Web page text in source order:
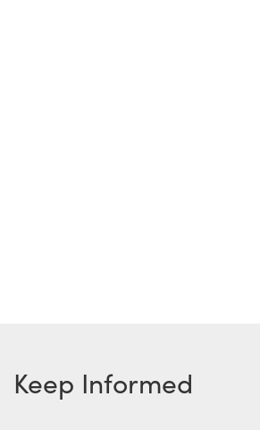
Keep Informed